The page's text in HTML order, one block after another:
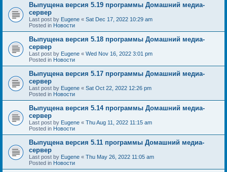
Выпущена версия 5.19 программы Домашний медиа-
сервер
Last post by Eugene « Sat Dec 17, 2022 10:29 am
Posted in Новости
Выпущена версия 5.18 программы Домашний медиа-
сервер
Last post by Eugene « Wed Nov 16, 2022 3:01 pm
Posted in Новости
Выпущена версия 5.17 программы Домашний медиа-
сервер
Last post by Eugene « Sat Oct 22, 2022 12:26 pm
Posted in Новости
Выпущена версия 5.14 программы Домашний медиа-
сервер
Last post by Eugene « Thu Aug 11, 2022 11:15 am
Posted in Новости
Выпущена версия 5.11 программы Домашний медиа-
сервер
Last post by Eugene « Thu May 26, 2022 11:05 am
Posted in Новости